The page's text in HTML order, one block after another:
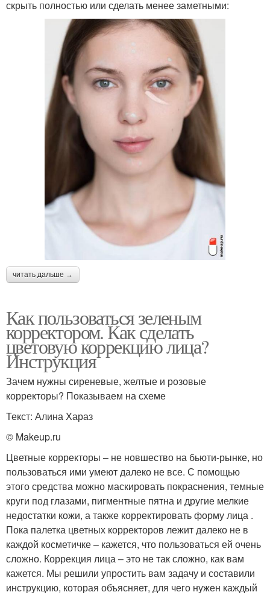
скрыть полностью или сделать менее заметными:
читать дальше →
Как пользоваться зеленым
корректором. Как сделать
цветовую коррекцию лица?
Инструкция
Зачем нужны сиреневые, желтые и розовые
корректоры? Показываем на схеме
Текст: Алина Хараз
© Makeup.ru
Цветные корректоры – не новшество на бьюти-рынке, но
пользоваться ими умеют далеко не все. С помощью
этого средства можно маскировать покраснения, темные
круги под глазами, пигментные пятна и другие мелкие
недостатки кожи, а также корректировать форму лица .
Пока палетка цветных корректоров лежит далеко не в
каждой косметичке – кажется, что пользоваться ей очень
сложно. Коррекция лица – это не так сложно, как вам
кажется. Мы решили упростить вам задачу и составили
инструкцию, которая объясняет, для чего нужен каждый